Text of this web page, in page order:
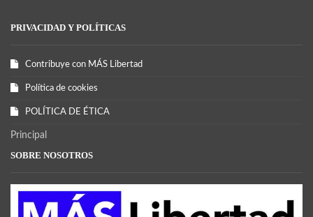
PRIVACIDAD Y POLÍTICAS
Contribuye con MÁS Libertad
Política de cookies
POLÍTICA DE ÉTICA
Principal
SOBRE NOSOTROS